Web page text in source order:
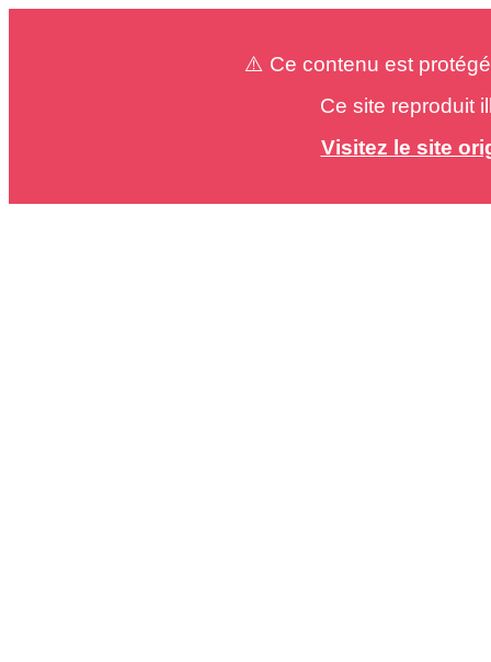
⚠️ Ce contenu est
Ce site reproduit
Visitez le site